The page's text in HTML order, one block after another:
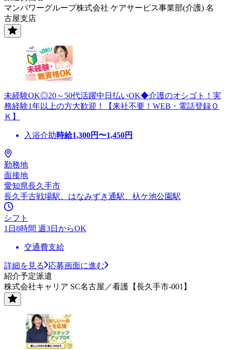
マンパワーグループ株式会社 ケアサービス事業部(介護) 名
古屋支店
未経験OK◎20～50代活躍中日払いOK◆介護のオシゴト！実
務経験1年以上の方大歓迎！【来社不要！WEB・電話登録Ｏ
Ｋ】
入浴介助時給1,300円〜1,450円
勤務地
面接地
愛知県長久手市
長久手古戦場駅、はなみずき通駅、杁ケ池公園駅
シフト
1日8時間 週3日からOK
交通費支給
詳細を見る
応募画面に進む
紹介予定派遣
株式会社キャリア SC名古屋／看護【長久手市-001】